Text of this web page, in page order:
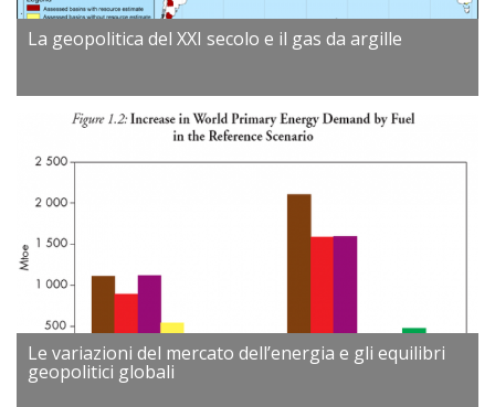
La geopolitica del XXI secolo e il gas da argille
Le variazioni del mercato dell’energia e gli equilibri
geopolitici globali